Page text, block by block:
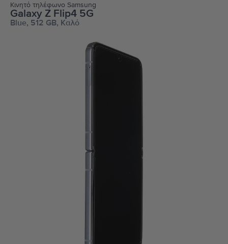
Κινητό τηλέφωνο Samsung
Galaxy Z Flip4 5G
Blue, 512 GB, Καλό